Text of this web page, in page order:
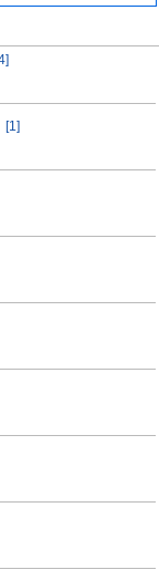
[1]